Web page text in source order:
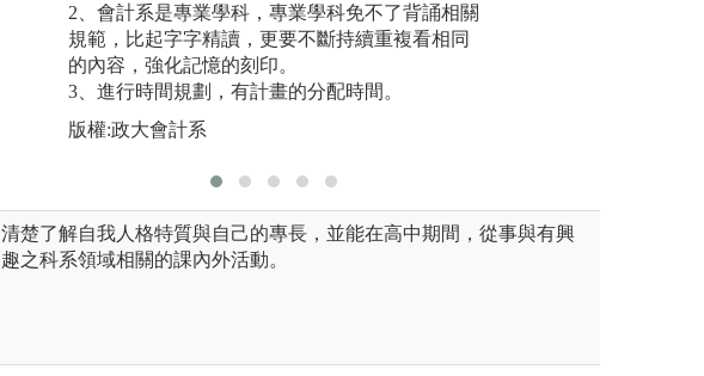
2、會計系是專業學科，專業學科免不了背誦相關
規範，比起字字精讀，更要不斷持續重複看相同
的內容，強化記憶的刻印。
3、進行時間規劃，有計畫的分配時間。
版權:政大會計系
清楚了解自我人格特質與自己的專長，並能在高中期間，從事與有興
趣之科系領域相關的課內外活動。